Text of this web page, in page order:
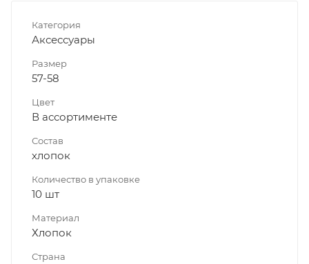
Категория
Аксессуары
Размер
57-58
Цвет
В ассортименте
Состав
хлопок
Количество в упаковке
10 шт
Материал
Хлопок
Страна